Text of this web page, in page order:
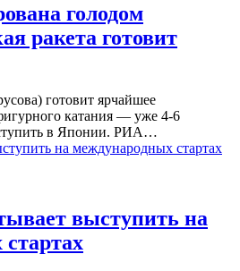
голодом
ракета готовит
готовит ярчайшее
катания — уже 4-6
в Японии. РИА…
на международных стартах
выступить на